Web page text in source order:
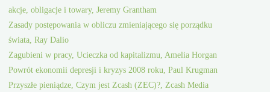
akcje, obligacje i towary, Jeremy Grantham
Zasady postępowania w obliczu zmieniającego się porządku
świata, Ray Dalio
Zagubieni w pracy, Ucieczka od kapitalizmu, Amelia Horgan
Powrót ekonomii depresji i kryzys 2008 roku, Paul Krugman
Przyszłe pieniądze, Czym jest Zcash (ZEC)?, Zcash Media